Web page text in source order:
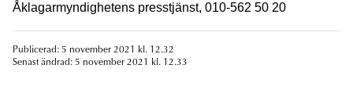
Åklagarmyndighetens presstjänst, 010-562 50 20
Publicerad: 5 november 2021 kl. 12.32
Senast ändrad: 5 november 2021 kl. 12.33